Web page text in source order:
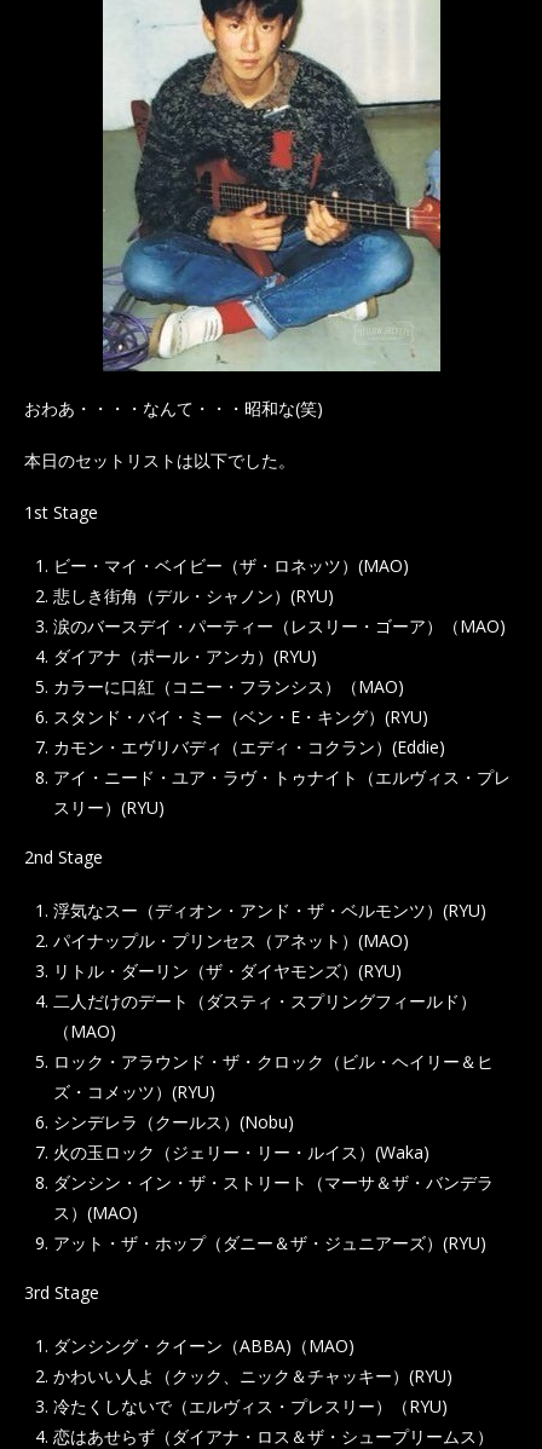
おわあ・・・・なんて・・・昭和な(笑)
本日のセットリストは以下でした。
1st Stage
ビー・マイ・ベイビー（ザ・ロネッツ）(MAO)
悲しき街角（デル・シャノン）(RYU)
涙のバースデイ・パーティー（レスリー・ゴーア）（MAO)
ダイアナ（ポール・アンカ）(RYU)
カラーに口紅（コニー・フランシス）（MAO)
スタンド・バイ・ミー（ベン・E・キング）(RYU)
カモン・エヴリバディ（エディ・コクラン）(Eddie)
アイ・ニード・ユア・ラヴ・トゥナイト（エルヴィス・プレ
スリー）(RYU)
2nd Stage
浮気なスー（ディオン・アンド・ザ・ベルモンツ）(RYU)
パイナップル・プリンセス（アネット）(MAO)
リトル・ダーリン（ザ・ダイヤモンズ）(RYU)
二人だけのデート（ダスティ・スプリングフィールド）
（MAO)
ロック・アラウンド・ザ・クロック（ビル・ヘイリー＆ヒ
ズ・コメッツ）(RYU)
シンデレラ（クールス）(Nobu)
火の玉ロック（ジェリー・リー・ルイス）(Waka)
ダンシン・イン・ザ・ストリート（マーサ＆ザ・バンデラ
ス）(MAO)
アット・ザ・ホップ（ダニー＆ザ・ジュニアーズ）(RYU)
3rd Stage
ダンシング・クイーン（ABBA)（MAO)
かわいい人よ（クック、ニック＆チャッキー）(RYU)
冷たくしないで（エルヴィス・プレスリー）（RYU)
恋はあせらず（ダイアナ・ロス＆ザ・シュープリームス）